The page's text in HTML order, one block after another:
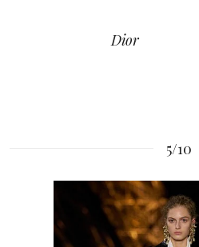
Dior
5/10